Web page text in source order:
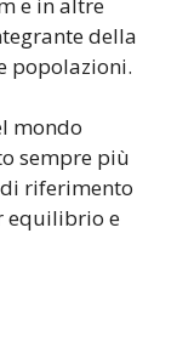
della
popolazioni.
mondo
sempre più
riferimento
equilibrio e